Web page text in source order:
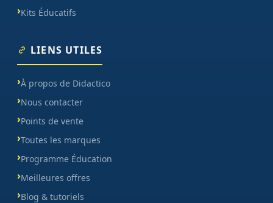
Kits Éducatifs
LIENS UTILES
À propos de Didactico
Nous contacter
Points de vente
Toutes les marques
Programme Éducation
Meilleures offres
Blog & tutoriels